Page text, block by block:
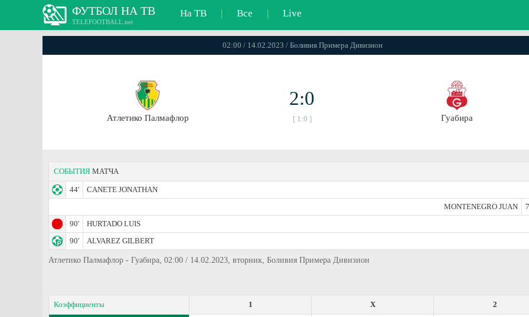
ФУТБОЛ НА ТВ
TELEFOOTBALL.net
На ТВ | Все | Live
02:00 / 14.02.2023 / Боливия Примера Дивизион
Атлетико Палмафлор
2:0
[ 1:0 ] Гуабира
СОБЫТИЯ МАТЧА
44'
CANETE JONATHAN
MONTENEGRO JUAN
90'
HURTADO LUIS
90'
ALVAREZ GILBERT
Атлетико Палмафлор - Гуабира, 02:00 / 14.02.2023, вторник, Боливия Примера Дивизион
Коэффициенты 2
X
1